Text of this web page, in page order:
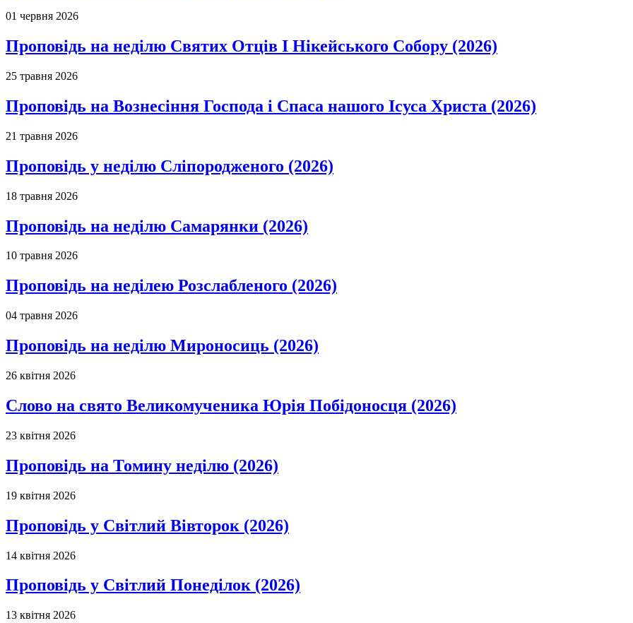
01 червня 2026
Проповідь на неділю Святих Отців І Нікейського Собору (2026)
25 травня 2026
Проповідь на Вознесіння Господа і Спаса нашого Ісуса Христа (2026)
21 травня 2026
Проповідь у неділю Сліпородженого (2026)
18 травня 2026
Проповідь на неділю Самарянки (2026)
10 травня 2026
Проповідь на неділею Розслабленого (2026)
04 травня 2026
Проповідь на неділю Мироносиць (2026)
26 квітня 2026
Слово на свято Великомученика Юрія Побідоносця (2026)
23 квітня 2026
Проповідь на Томину неділю (2026)
19 квітня 2026
Проповідь у Світлий Вівторок (2026)
14 квітня 2026
Проповідь у Світлий Понеділок (2026)
13 квітня 2026